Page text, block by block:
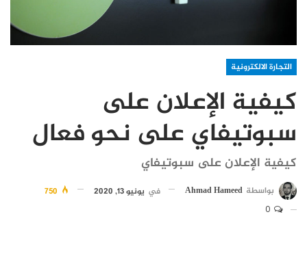
التجارة الالكترونية
كيفية الإعلان على
سبوتيفاي على نحو فعال
كيفية الإعلان على سبوتيفاي
بواسطة Ahmad Hameed في يونيو 13, 2020